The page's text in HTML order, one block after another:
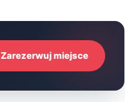
Zarezerwuj miejsce